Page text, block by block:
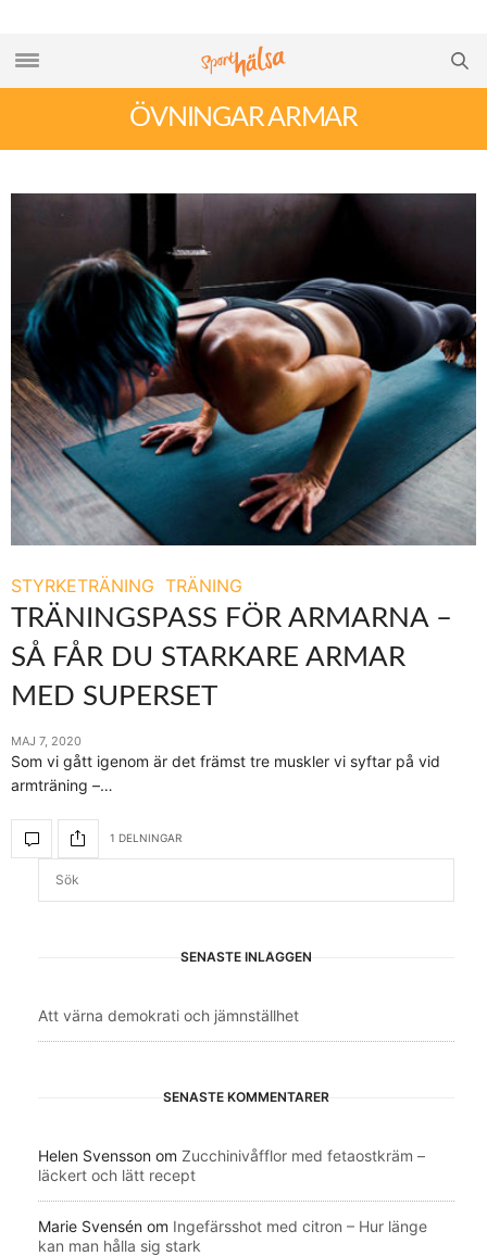
ÖVNINGAR ARMAR
STYRKETRÄNING TRÄNING
TRÄNINGSPASS FÖR ARMARNA –
SÅ FÅR DU STARKARE ARMAR
MED SUPERSET
MAJ 7, 2020
Som vi gått igenom är det främst tre muskler vi syftar på vid
armträning –…
1 DELNINGAR
SENASTE INLÄGGEN
Att värna demokrati och jämnställhet
SENASTE KOMMENTARER
Helen Svensson om Zucchinivåfflor med fetaostkräm –
läckert och lätt recept
Marie Svensén om Ingefärsshot med citron – Hur länge
kan man hålla sig stark